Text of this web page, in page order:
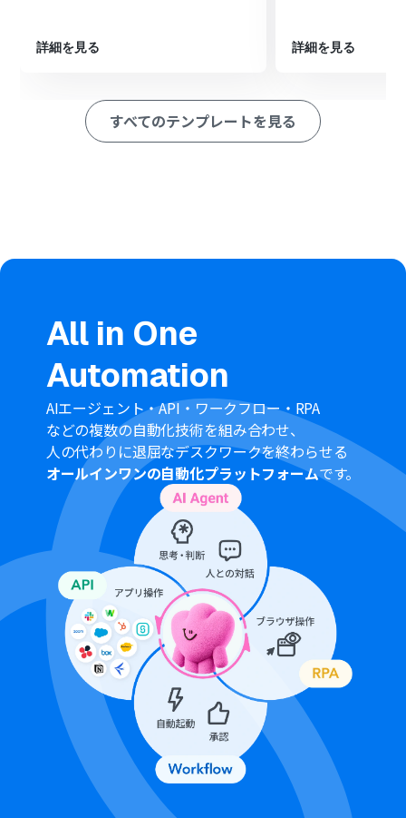
ション
GitHubのトリガー設定では、通知を検知する対象のリポ
ジトリ名を任意で設定してください。
Discordに通知するメッセージの内容は、Issueのタイト
い。
ください。
詳細を見る 詳細を見る
すべてのテンプレートを見る
All in One
Automation
AIエージェント・API・ワークフロー・RPA
などの複数の自動化技術を組み合わせ、
人の代わりに退屈なデスクワークを終わらせる
オールインワンの自動化プラットフォームです。